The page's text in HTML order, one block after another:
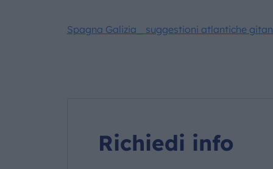
Spagna Galizia_ suggestioni atlantiche
Richiedi info